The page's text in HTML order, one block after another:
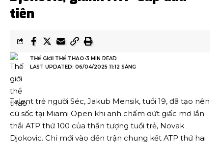
tiên
LAST UPDATED: 06/04/2025 11:12 SÁNG
THẾ GIỚI THỂ THAO 3 MIN READ
Talent trẻ người Séc, Jakub Mensik, tuổi 19, đã tạo nên
cú sốc tại Miami Open khi anh chấm dứt giấc mơ lần
thắi ATP thứ 100 của thần tượng tuổi trẻ, Novak
Djokovic. Chỉ mới vào đến trận chung kết ATP thứ hai